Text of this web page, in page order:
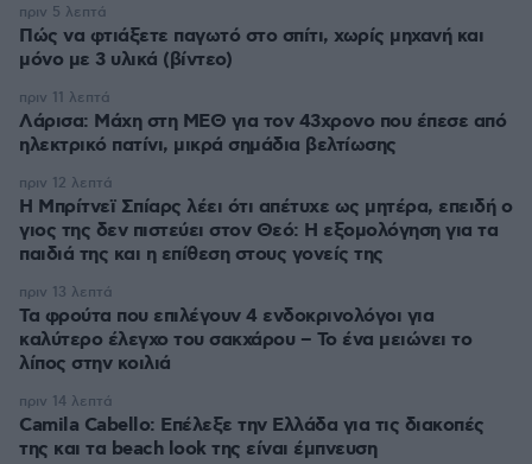
Πώς να φτιάξετε παγωτό στο σπίτι, χωρίς μηχανή και
μόνο με 3 υλικά (βίντεο)
πριν 5 λεπτά
Λάρισα: Μάχη στη ΜΕΘ για τον 43χρονο που έπεσε από
ηλεκτρικό πατίνι, μικρά σημάδια βελτίωσης
πριν 11 λεπτά
Η Μπρίτνεϊ Σπίαρς λέει ότι απέτυχε ως μητέρα, επειδή ο
γιος της δεν πιστεύει στον Θεό: Η εξομολόγηση για τα
παιδιά της και η επίθεση στους γονείς της
πριν 12 λεπτά
Τα φρούτα που επιλέγουν 4 ενδοκρινολόγοι για
καλύτερο έλεγχο του σακχάρου – Το ένα μειώνει το
λίπος στην κοιλιά
πριν 13 λεπτά
Camila Cabello: Επέλεξε την Ελλάδα για τις διακοπές
της και τα beach look της είναι έμπνευση
πριν 14 λεπτά